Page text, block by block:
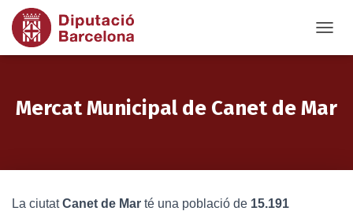
O
E
Mercat Municipal de Canet de Mar
La ciutatCanet de Mar té una població de 15.191